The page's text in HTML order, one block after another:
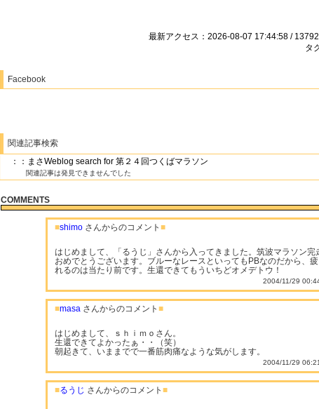
最新アクセス：2026-08-07 17:44:58 / 13792
タ
Facebook
関連記事検索
：：まさWeblog search for 第２４回つくばマラソン
関連記事は発見できませんでした
COMMENTS
■shimo さんからのコメント ■
はじめまして、「るうじ」さんから入ってきました。筑波マラソン完
おめでとうございます。ブルーなレースといってもPBなのだから、疲
れるのは当たり前です。生還できてもういちどオメデトウ！
2004/11/29
■masa さんからのコメント ■
はじめまして、ｓｈｉｍｏさん。
生還できてよかったぁ・・（笑）
朝起きて、いままでで一番筋肉痛なような気がします。
2004/11/29 06:21
■るうじ さんからのコメント ■